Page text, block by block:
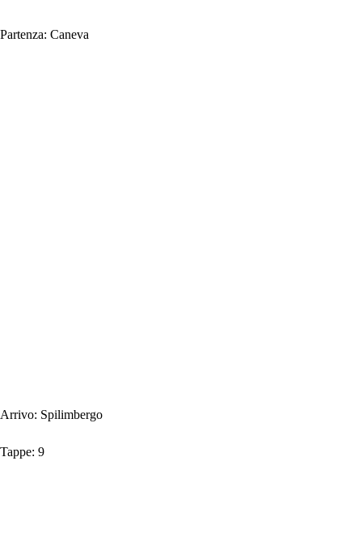
Partenza: Caneva
Arrivo: Spilimbergo
Tappe: 9